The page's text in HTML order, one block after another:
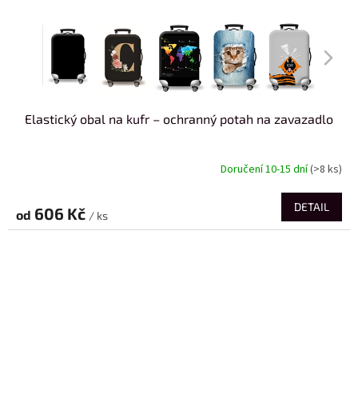
Elastický obal na kufr – ochranný potah na zavazadlo
Doručení 10-15 dní(>8 ks)
od 606 Kč / ks
DETAIL